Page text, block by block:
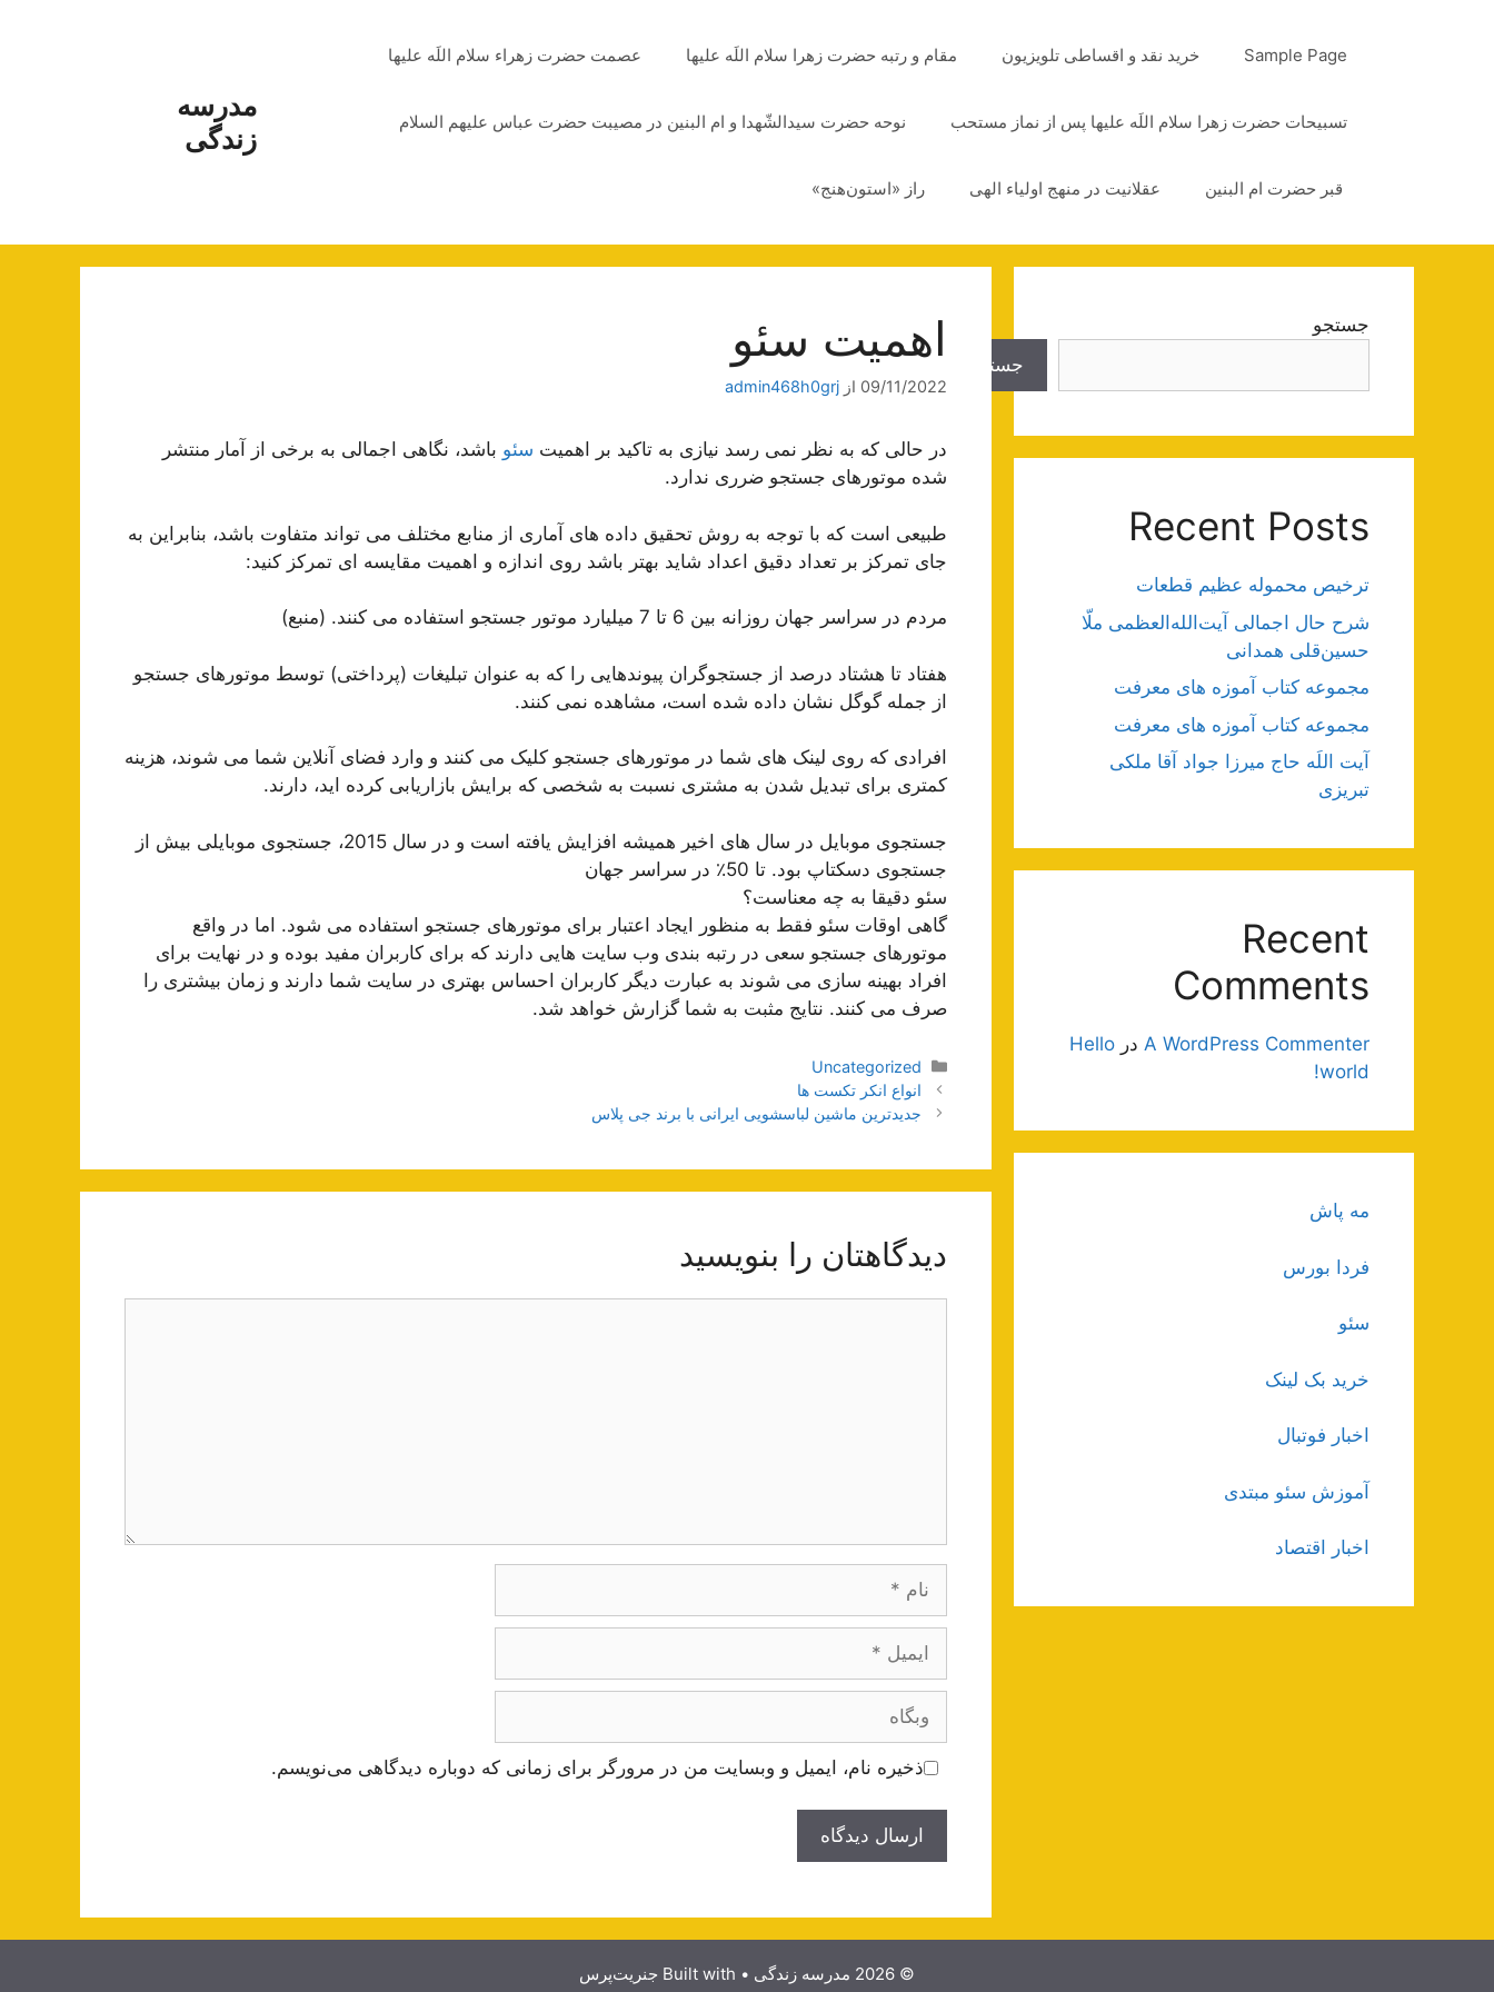
مدرسه
زندگی
Sample Page خرید نقد و اقساطی تلویزیون مقام و رتبه حضرت زهرا سلام اللَه علیها عصمت حضرت زهراء سلام اللَه علیها
تسبیحات حضرت زهرا سلام اللَه علیها پس از نماز مستحب نوحه حضرت سیدالشّهدا و ام البنین در مصیبت حضرت عباس علیهم السلام
قبر حضرت ام البنین عقلانیت در منهج اولیاء الهی راز «استون‌هنج»
اهمیت سئو
09/11/2022 از admin468h0grj
در حالی که به نظر نمی رسد نیازی به تاکید بر اهمیت سئو باشد، نگاهی اجمالی به برخی از آمار منتشر
شده موتورهای جستجو ضرری ندارد.
طبیعی است که با توجه به روش تحقیق داده های آماری از منابع مختلف می تواند متفاوت باشد، بنابراین به
جای تمرکز بر تعداد دقیق اعداد شاید بهتر باشد روی اندازه و اهمیت مقایسه ای تمرکز کنید:
مردم در سراسر جهان روزانه بین 6 تا 7 میلیارد موتور جستجو استفاده می کنند. (منبع)
هفتاد تا هشتاد درصد از جستجوگران پیوندهایی را که به عنوان تبلیغات (پرداختی) توسط موتورهای جستجو
از جمله گوگل نشان داده شده است، مشاهده نمی کنند.
افرادی که روی لینک های شما در موتورهای جستجو کلیک می کنند و وارد فضای آنلاین شما می شوند، هزینه
کمتری برای تبدیل شدن به مشتری نسبت به شخصی که برایش بازاریابی کرده اید، دارند.
جستجوی موبایل در سال های اخیر همیشه افزایش یافته است و در سال 2015، جستجوی موبایلی بیش از
جستجوی دسکتاپ بود. تا 50٪ در سراسر جهان
سئو دقیقا به چه معناست؟
گاهی اوقات سئو فقط به منظور ایجاد اعتبار برای موتورهای جستجو استفاده می شود. اما در واقع
موتورهای جستجو سعی در رتبه بندی وب سایت هایی دارند که برای کاربران مفید بوده و در نهایت برای
افراد بهینه سازی می شوند به عبارت دیگر کاربران احساس بهتری در سایت شما دارند و زمان بیشتری را
صرف می کنند. نتایج مثبت به شما گزارش خواهد شد.
دسته‌ها
Uncategorized
ناوبری
نوشته‌ها
انواع انکر تکست ها
جدیدترین ماشین لباسشویی ایرانی با برند جی پلاس
دیدگاهتان را بنویسید
وبگاه
ذخیره نام، ایمیل و وبسایت من در مرورگر برای زمانی که دوباره دیدگاهی می‌نویسم.
جستجو
جستجو
Recent Posts
ترخیص محموله عظیم قطعات
شرح حال اجمالی آیت‌الله‌العظمی ملّا
حسین‌قلی همدانی
مجموعه کتاب آموزه های معرفت
مجموعه کتاب آموزه های معرفت
آیت اللَه حاج میرزا جواد آقا ملکی
تبریزی
Recent
Comments
A WordPress Commenter در Hello
world!
مه پاش
فردا بورس
سئو
خرید بک لینک
اخبار فوتبال
آموزش سئو مبتدی
اخبار اقتصاد
© 2026 مدرسه زندگی • Built with جنریت‌پرس